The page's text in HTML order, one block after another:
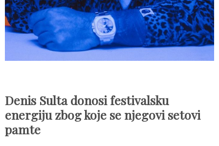
Denis Sulta donosi festivalsku
energiju zbog koje se njegovi setovi
pamte